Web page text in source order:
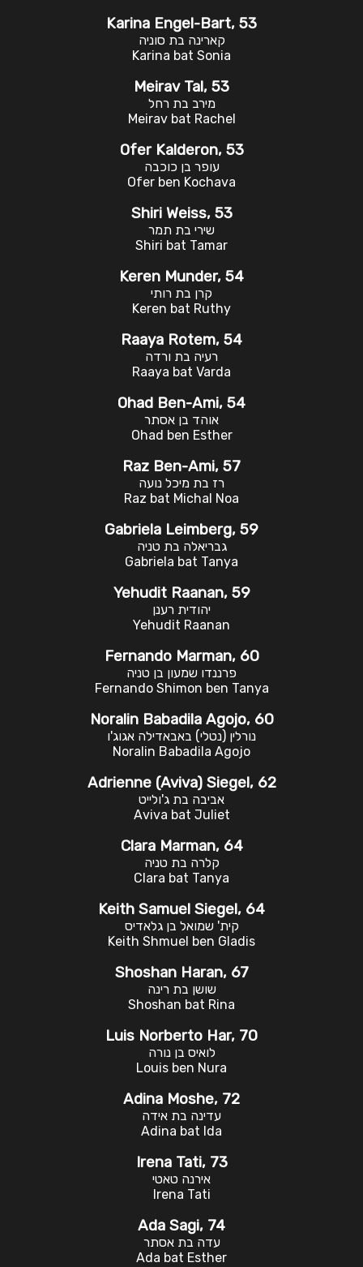
Karina Engel-Bart, 53
קארינה בת סוניה
Karina bat Sonia
Meirav Tal, 53
מירב בת רחל
Meirav bat Rachel
Ofer Kalderon, 53
עופר בן כוכבה
Ofer ben Kochava
Shiri Weiss, 53
שירי בת תמר
Shiri bat Tamar
Keren Munder, 54
קרן בת רותי
Keren bat Ruthy
Raaya Rotem, 54
רעיה בת ורדה
Raaya bat Varda
Ohad Ben-Ami, 54
אוהד בן אסתר
Ohad ben Esther
Raz Ben-Ami, 57
רז בת מיכל נועה
Raz bat Michal Noa
Gabriela Leimberg, 59
גבריאלה בת טניה
Gabriela bat Tanya
Yehudit Raanan, 59
יהודית רענן
Yehudit Raanan
Fernando Marman, 60
פרננדו שמעון בן טניה
Fernando Shimon ben Tanya
Noralin Babadila Agojo, 60
נורלין (נטלי) באבאדילה אגוג'ו
Noralin Babadila Agojo
Adrienne (Aviva) Siegel, 62
אביבה בת ג'ולייט
Aviva bat Juliet
Clara Marman, 64
קלרה בת טניה
Clara bat Tanya
Keith Samuel Siegel, 64
קית' שמואל בן גלאדיס
Keith Shmuel ben Gladis
Shoshan Haran, 67
שושן בת רינה
Shoshan bat Rina
Luis Norberto Har, 70
לואיס בן נורה
Louis ben Nura
Adina Moshe, 72
עדינה בת אידה
Adina bat Ida
Irena Tati, 73
אירנה טאטי
Irena Tati
Ada Sagi, 74
עדה בת אסתר
Ada bat Esther